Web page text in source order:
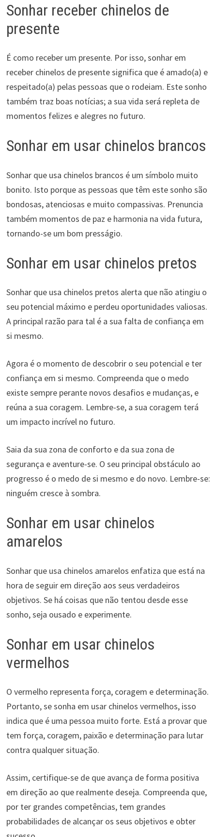
Sonhar receber chinelos de
presente
É como receber um presente. Por isso, sonhar em
receber chinelos de presente significa que é amado(a) e
respeitado(a) pelas pessoas que o rodeiam. Este sonho
também traz boas notícias; a sua vida será repleta de
momentos felizes e alegres no futuro.
Sonhar em usar chinelos brancos
Sonhar que usa chinelos brancos é um símbolo muito
bonito. Isto porque as pessoas que têm este sonho são
bondosas, atenciosas e muito compassivas. Prenuncia
também momentos de paz e harmonia na vida futura,
tornando-se um bom presságio.
Sonhar em usar chinelos pretos
Sonhar que usa chinelos pretos alerta que não atingiu o
seu potencial máximo e perdeu oportunidades valiosas.
A principal razão para tal é a sua falta de confiança em
si mesmo.
Agora é o momento de descobrir o seu potencial e ter
confiança em si mesmo. Compreenda que o medo
existe sempre perante novos desafios e mudanças, e
reúna a sua coragem. Lembre-se, a sua coragem terá
um impacto incrível no futuro.
Saia da sua zona de conforto e da sua zona de
segurança e aventure-se. O seu principal obstáculo ao
progresso é o medo de si mesmo e do novo. Lembre-se:
ninguém cresce à sombra.
Sonhar em usar chinelos
amarelos
Sonhar que usa chinelos amarelos enfatiza que está na
hora de seguir em direção aos seus verdadeiros
objetivos. Se há coisas que não tentou desde esse
sonho, seja ousado e experimente.
Sonhar em usar chinelos
vermelhos
O vermelho representa força, coragem e determinação.
Portanto, se sonha em usar chinelos vermelhos, isso
indica que é uma pessoa muito forte. Está a provar que
tem força, coragem, paixão e determinação para lutar
contra qualquer situação.
Assim, certifique-se de que avança de forma positiva
em direção ao que realmente deseja. Compreenda que,
por ter grandes competências, tem grandes
probabilidades de alcançar os seus objetivos e obter